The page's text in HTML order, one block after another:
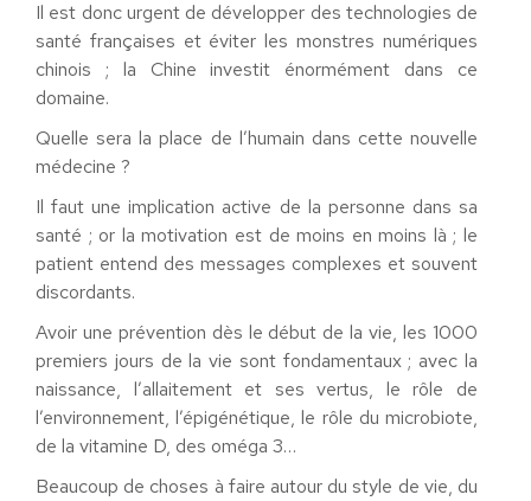
Il est donc urgent de développer des technologies de
santé françaises et éviter les monstres numériques
chinois ; la Chine investit énormément dans ce
domaine.
Quelle sera la place de l’humain dans cette nouvelle
médecine ?
Il faut une implication active de la personne dans sa
santé ; or la motivation est de moins en moins là ; le
patient entend des messages complexes et souvent
discordants.
Avoir une prévention dès le début de la vie, les 1000
premiers jours de la vie sont fondamentaux ; avec la
naissance, l’allaitement et ses vertus, le rôle de
l’environnement, l’épigénétique, le rôle du microbiote,
de la vitamine D, des oméga 3…
Beaucoup de choses à faire autour du style de vie, du